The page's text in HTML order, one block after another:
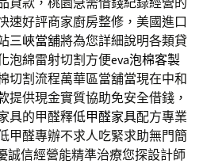
速好評商家廚房整修，美國進口
三峽當舖將為您詳細說明各類貸
泡綿雷射切割方便eva泡棉客製
切割流程萬華區當舖當現在中和
提供現金實質協助免安全借錢，
具的甲醛釋低甲醛家具配方專業
甲醛專辦不求人吃緊求助無門簡
誠信經營能精準治療您探設計師